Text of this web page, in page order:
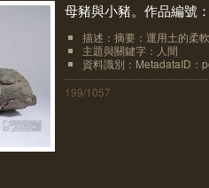
母豬與小豬。作品編號
描述：摘要：運用土的柔
主題與關鍵字：人間
資料識別：MetadataID
199/1057